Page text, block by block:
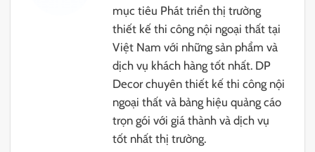
mục tiêu Phát triển thị trường
thiết kế thi công nội ngoại thất tại
Việt Nam với những sản phẩm và
dịch vụ khách hàng tốt nhất. DP
Decor chuyên thiết kế thi công nội
ngoại thất và bảng hiệu quảng cáo
trọn gói với giá thành và dịch vụ
tốt nhất thị trường.